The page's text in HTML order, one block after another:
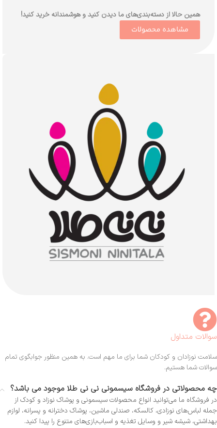
همین حالا از دسته‌بندی‌های ما دیدن کنید و هوشمندانه خرید کنید!
مشاهده محصولات
سوالات متداول
سلامت نوزادان و کودکان شما برای ما مهم است. به همین منظور جوابگوی تمام
سوالات شما هستیم.
چه محصولاتی در فروشگاه سیسمونی نی نی طلا موجود می باشد؟
در فروشگاه ما می‌توانید انواع محصولات سیسمونی و پوشاک نوزاد و کودک از
جمله لباس‌های نوزادی، کالسکه، صندلی ماشین، پوشاک دخترانه و پسرانه، لوازم
بهداشتی، شیشه شیر و وسایل تغذیه و اسباب‌بازی‌های متنوع را پیدا کنید.